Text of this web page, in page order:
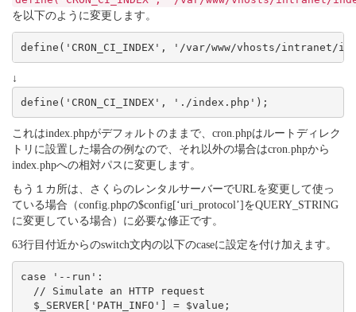
を以下のように変更します。
↓
これはindex.phpがデフォルトのままで、cron.phpはルートディレク
トリに設置した場合の例なので、それ以外の場合はcron.phpから
index.phpへの相対パスに変更します。
もう１カ所は、さくらのレンタルサーバーでURLを変更して使っ
ている場合（config.phpの$config[‘uri_protocol’]をQUERY_STRING
に変更している場合）に必要な修正です。
63行目付近からのswitch文内の以下のcaseに設定を付け加えます。
case '--run':
  // Simulate an HTTP request
  $_SERVER['PATH_INFO'] = $value;